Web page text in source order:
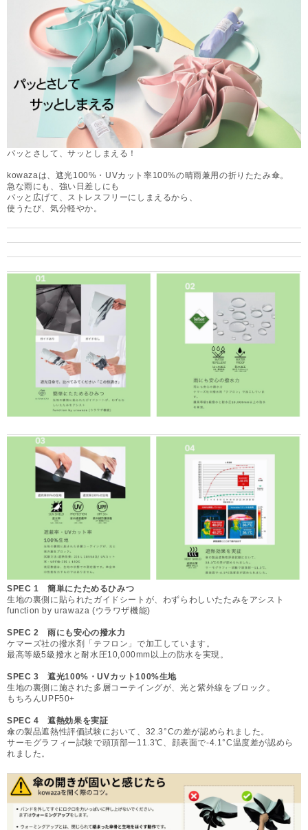
パッとさして、サッとしまえる！
kowazaは、遮光100%・UVカット率100%の晴雨兼用の折りたたみ傘。
急な雨にも、強い日差しにも
パッと広げて、ストレスフリーにしまえるから、
使うたび、気分軽やか。
SPEC 1 簡単にたためるひみつ
生地の裏側に貼られたガイドシートが、わずらわしいたたみをアシスト
function by urawaza (ウラワザ機能)
SPEC 2 雨にも安心の撥水力
ケマーズ社の撥水剤「テフロン」で加工しています。
最高等級5級撥水と耐水圧10,000mm以上の防水を実現。
SPEC 3 遮光100%・UVカット100%生地
生地の裏側に施された多層コーテイングが、光と紫外線をブロック。
もちろんUPF50+
SPEC 4 遮熱効果を実証
傘の製品遮熱性評価試験において、32.3°Cの差が認められました。
サーモグラフィー試験で頭頂部一11.3℃、顔表面で-4.1°C温度差が認めら
れました。